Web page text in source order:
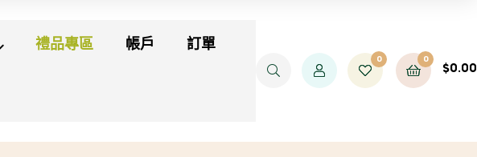
禮品專區 帳戶 訂單
0 0
$0.00